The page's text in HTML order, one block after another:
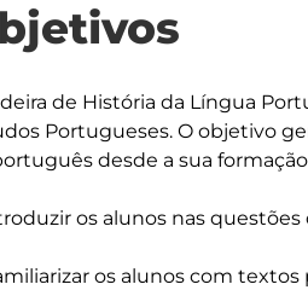
de História da Língua
Portugueses. O objetivo
desde a sua
os alunos nas
os alunos com